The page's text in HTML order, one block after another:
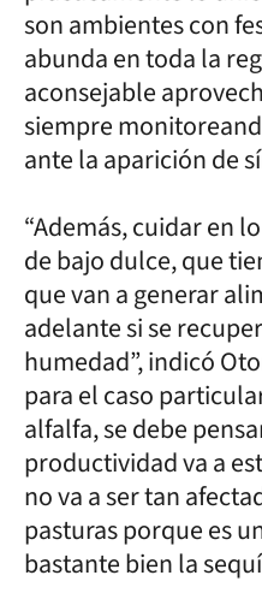
son ambientes con
abunda en toda la
aconsejable
siempre
ante la aparición de
“Además, cuidar en
de bajo dulce, que
que van a generar
adelante si se
humedad”, indicó
para el caso
alfalfa, se debe
productividad va a
no va a ser tan
pasturas porque es
bastante bien la